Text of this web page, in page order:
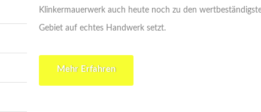
Klinkermauerwerk auch heute noch zu den
Gebiet auf echtes Handwerk setzt.
Mehr Erfahren